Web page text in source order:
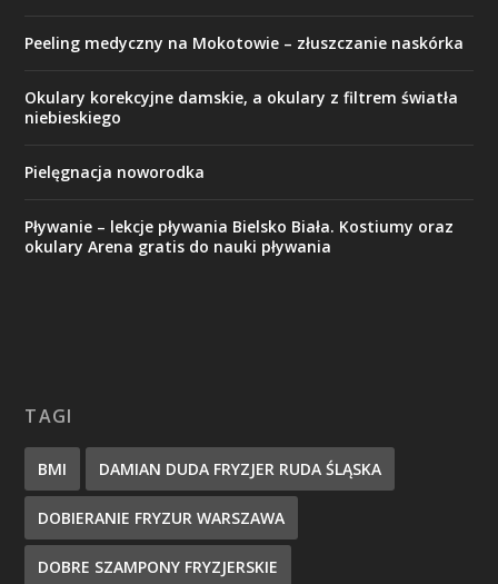
Peeling medyczny na Mokotowie – złuszczanie naskórka
Okulary korekcyjne damskie, a okulary z filtrem światła
niebieskiego
Pielęgnacja noworodka
Pływanie – lekcje pływania Bielsko Biała. Kostiumy oraz
okulary Arena gratis do nauki pływania
TAGI
BMI DAMIAN DUDA FRYZJER RUDA ŚLĄSKA
DOBIERANIE FRYZUR WARSZAWA
DOBRE SZAMPONY FRYZJERSKIE